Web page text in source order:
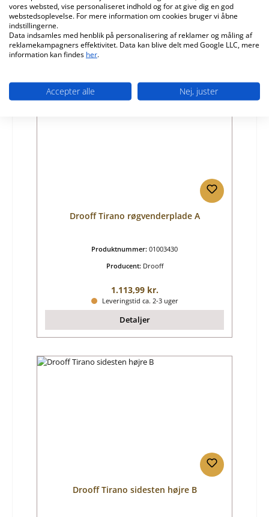
Almindelig pris:
1.113,99 kr.
Detaljer
Drooff Tirano røgvenderplade A
Produktnummer: 01003430
Producent: Drooff
Almindelig pris:
1.113,99 kr.
Leveringstid ca. 2-3 uger
Detaljer
Drooff Tirano sidesten højre B
vores websted, vise personaliseret indhold og for at give dig en god
webstedsoplevelse. For mere information om cookies bruger vi åbne
indstillingerne.
Data indsamles med henblik på personalisering af reklamer og måling af
reklamekampagners effektivitet. Data kan blive delt med Google LLC, mere
information kan findes her.
Accepter alle Nej, juster